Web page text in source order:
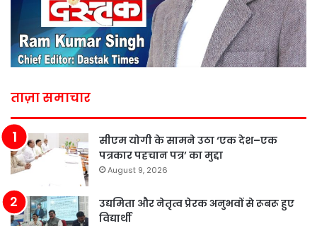
ताज़ा समाचार
सीएम योगी के सामने उठा ‘एक देश–एक
पत्रकार पहचान पत्र’ का मुद्दा
August 9, 2026
उद्यमिता और नेतृत्व प्रेरक अनुभवों से रूबरू हुए
विद्यार्थी